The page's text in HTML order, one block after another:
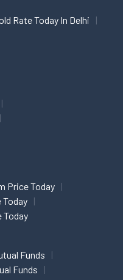
Rate Today In Delhi
Price Today
Today
Today
Funds
Funds